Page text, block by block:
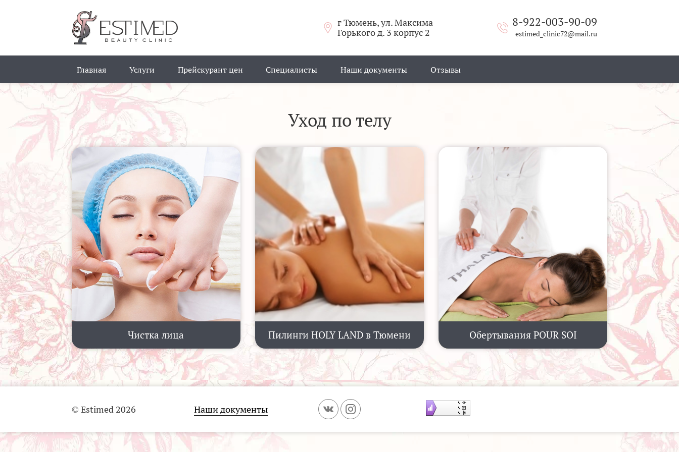
г Тюмень, ул. Максима
Горького д. 3 корпус 2
8-922-003-90-09
estimed_clinic72@mail.ru
Главная Услуги Прейскурант цен Специалисты Наши документы Отзывы
Уход по телу
Чистка лица Пилинги HOLY LAND в Тюмени Обертывания POUR SOI
© Estimed 2026 Наши документы